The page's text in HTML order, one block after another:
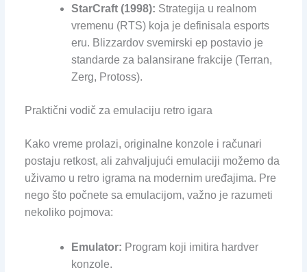
StarCraft (1998): Strategija u realnom
vremenu (RTS) koja je definisala esports
eru. Blizzardov svemirski ep postavio je
standarde za balansirane frakcije (Terran,
Zerg, Protoss).
Praktični vodič za emulaciju retro igara
Kako vreme prolazi, originalne konzole i računari
postaju retkost, ali zahvaljujući emulaciji možemo da
uživamo u retro igrama na modernim uređajima. Pre
nego što počnete sa emulacijom, važno je razumeti
nekoliko pojmova:
Emulator: Program koji imitira hardver
konzole.